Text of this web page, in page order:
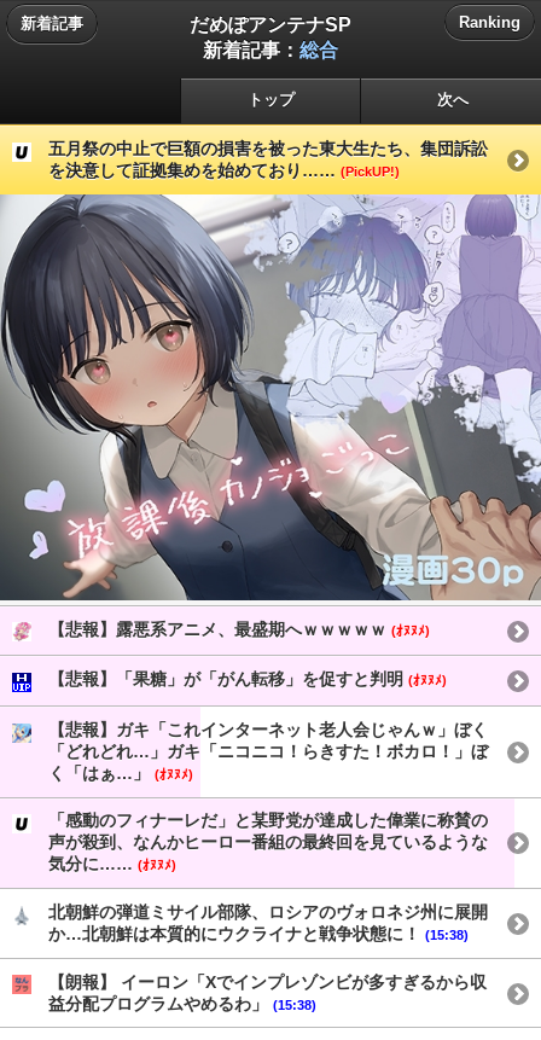
新着記事
だめぽアンテナSP
新着記事： 総合
Ranking
トップ 次へ
五月祭の中止で巨額の損害を被った東大生たち、集団訴訟
を決意して証拠集めを始めており…… (PickUP!)
【悲報】露悪系アニメ、最盛期へｗｗｗｗｗ (ｵﾇﾇﾒ)
【悲報】「果糖」が「がん転移」を促すと判明 (ｵﾇﾇﾒ)
【悲報】ガキ「これインターネット老人会じゃんｗ」ぼく
「どれどれ…」ガキ「ニコニコ！らきすた！ボカロ！」ぼ
く「はぁ…」
(ｵﾇﾇﾒ)
「感動のフィナーレだ」と某野党が達成した偉業に称賛の
声が殺到、なんかヒーロー番組の最終回を見ているような
気分に…… (ｵﾇﾇﾒ)
北朝鮮の弾道ミサイル部隊、ロシアのヴォロネジ州に展開
か…北朝鮮は本質的にウクライナと戦争状態に！
(15:38)
【朗報】 イーロン「Xでインプレゾンビが多すぎるから収
益分配プログラムやめるわ」
(15:38)